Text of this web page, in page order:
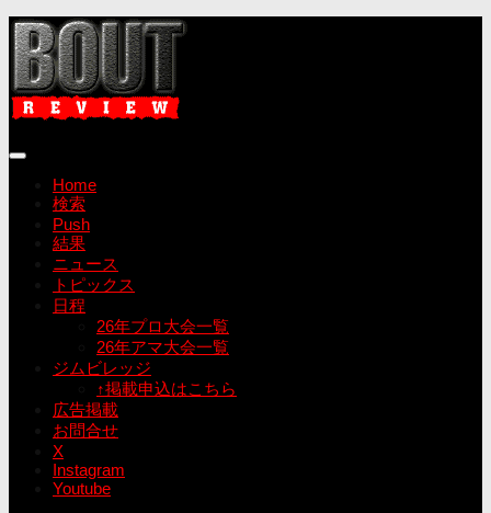
コ
ン
テ
ン
ツ
ス
Home
検索
Push
結果
ニュース
トピックス
日程
26年プロ大会一覧
26年アマ大会一覧
ジムビレッジ
↑掲載申込はこちら
広告掲載
お問合せ
X
Instagram
Youtube